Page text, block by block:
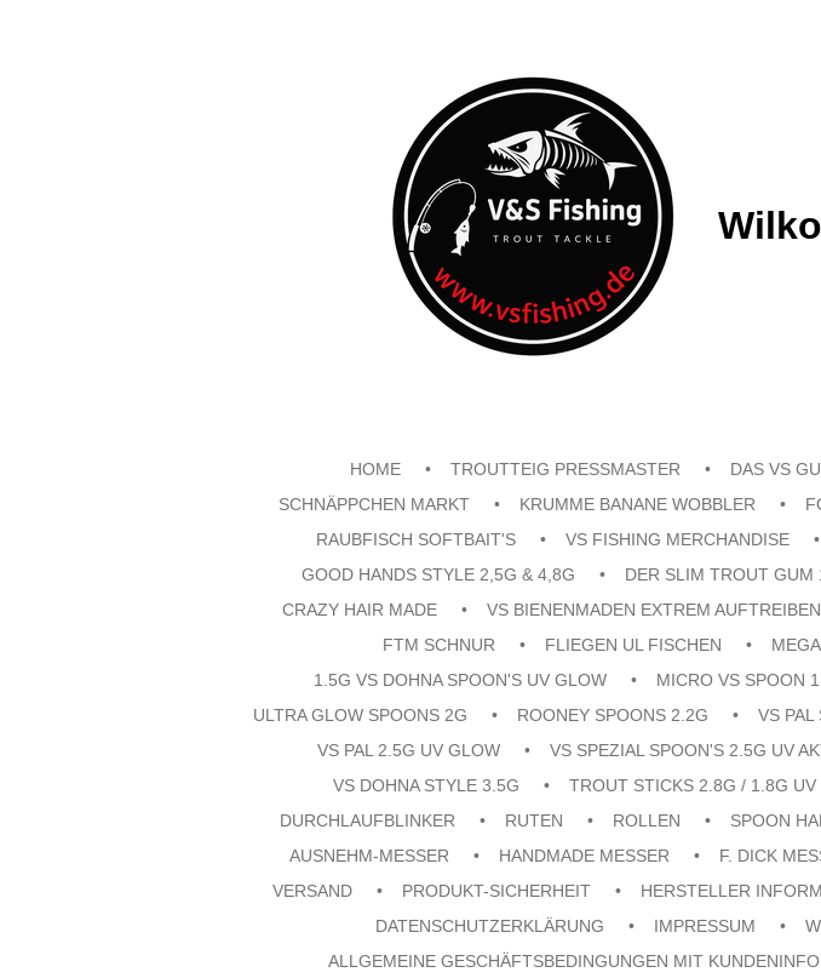
HOME TROUTTEIG PRESSMASTER DAS VS
SCHNÄPPCHEN MARKT
KRUMME BANANE WOBBLER
RAUBFISCH SOFTBAIT'S
VS FISHING MERCHANDISE
GOOD HANDS STYLE 2,5G & 4,8G
DER SLIM TROUT GUM
CRAZY HAIR MADE
VS BIENENMADEN EXTREM
FTM SCHNUR
FLIEGEN UL FISCHEN
1.5G VS DOHNA SPOON'S UV GLOW
MICRO VS SPOON
ULTRA GLOW SPOONS 2G
ROONEY SPOONS 2.2G VS PAL
VS PAL 2.5G UV GLOW
VS SPEZIAL SPOON'S 2.5G UV
VS DOHNA STYLE 3.5G
TROUT STICKS 2.8G / 1.8G UV
DURCHLAUFBLINKER
RUTEN ROLLEN SPOON
AUSNEHM-MESSER
HANDMADE MESSER F. DICK
VERSAND
PRODUKT-SICHERHEIT HERSTELLER
DATENSCHUTZERKLÄRUNG
IMPRESSUM
ALLGEMEINE GESCHÄFTSBEDINGUNGEN MIT